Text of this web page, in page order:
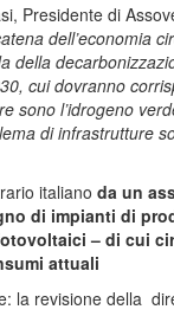
Presidente di
dell’economia
della
cui dovranno
sono l’idrogeno
di infrastrutture
italiano da un
di impianti di
– di cui
attuali
la revisione della